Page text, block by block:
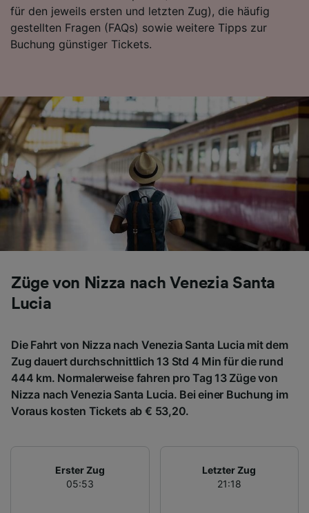
für den jeweils ersten und letzten Zug), die häufig
gestellten Fragen (FAQs) sowie weitere Tipps zur
Buchung günstiger Tickets.
Züge von Nizza nach Venezia Santa
Lucia
Die Fahrt von Nizza nach Venezia Santa Lucia mit dem
Zug dauert durchschnittlich 13 Std 4 Min für die rund
444 km. Normalerweise fahren pro Tag 13 Züge von
Nizza nach Venezia Santa Lucia. Bei einer Buchung im
Voraus kosten Tickets ab € 53,20.
Erster Zug
05:53
Letzter Zug
21:18
Folgendes bereitzustellen:
Verwendung genauer Standortdaten.
Endgeräteeigenschaften zur Identifikation
aktiv abfragen. Speichern von oder Zugriff auf
von Werbeleistung und der Performance von
Inhalten, Zielgruppenforschung sowie
Entwicklung und Verbesserung von
Angeboten.
Liste der Partner (Lieferanten)